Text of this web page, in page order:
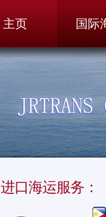
主页 国际
进口海运服务：